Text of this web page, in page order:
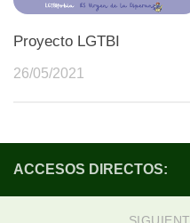
Proyecto LGTBI
26/05/2021
ACCESOS DIRECTOS: